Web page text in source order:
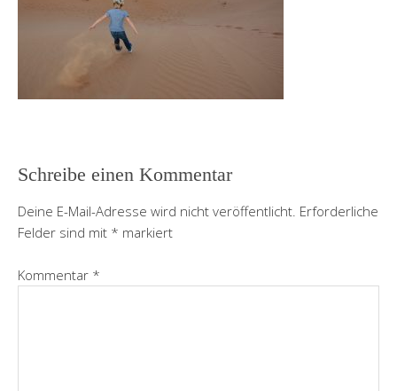
Schreibe einen Kommentar
Deine E-Mail-Adresse wird nicht veröffentlicht. Erforderliche
Felder sind mit * markiert
Kommentar *